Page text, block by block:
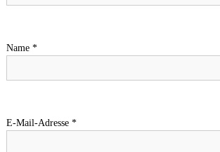
Name *
E-Mail-Adresse *